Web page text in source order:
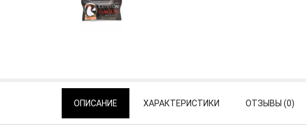
ОПИСАНИЕ ХАРАКТЕРИСТИКИ ОТЗЫВЫ (0)